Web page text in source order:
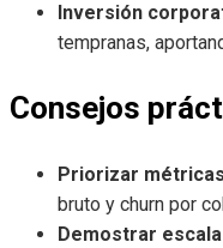
Inversión
tempranas,
Consejos
Priorizar
bruto y churn por
Demostrar